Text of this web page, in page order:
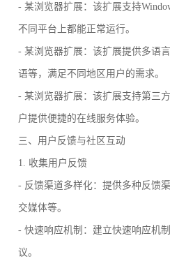
- 某浏览器扩展：该扩展支持
不同平台上都能正常运行。
- 某浏览器扩展：该扩展提供多语
语等，满足不同地区用户的需求。
- 某浏览器扩展：该扩展支持第三
户提供便捷的在线服务体验。
三、用户反馈与社区互动
1. 收集用户反馈
- 反馈渠道多样化：提供多种反馈
交媒体等。
- 快速响应机制：建立快速响应机
议。